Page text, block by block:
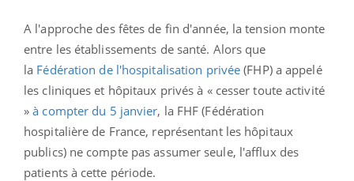
A l'approche des fêtes de fin d'année, la tension monte
entre les établissements de santé. Alors que
la Fédération de l'hospitalisation privée (FHP) a appelé
les cliniques et hôpitaux privés à « cesser toute activité
»à compter du 5 janvier, la FHF (Fédération
hospitalière de France, représentant les hôpitaux
publics) ne compte pas assumer seule, l'afflux des
patients à cette période.